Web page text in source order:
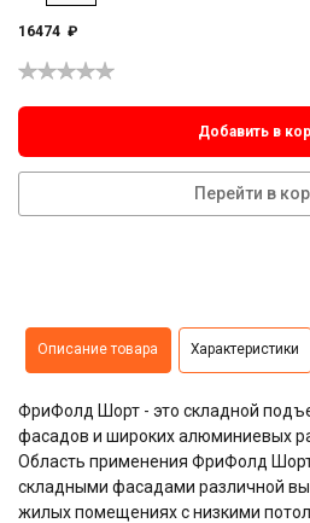
16474 ₽
Добавить в
Перейти в
Описание товара Характеристики
ФриФолд Шорт - это складной
фасадов и широких алюминиевых
Область применения ФриФолд
складными фасадами различной
жилых помещениях с низкими